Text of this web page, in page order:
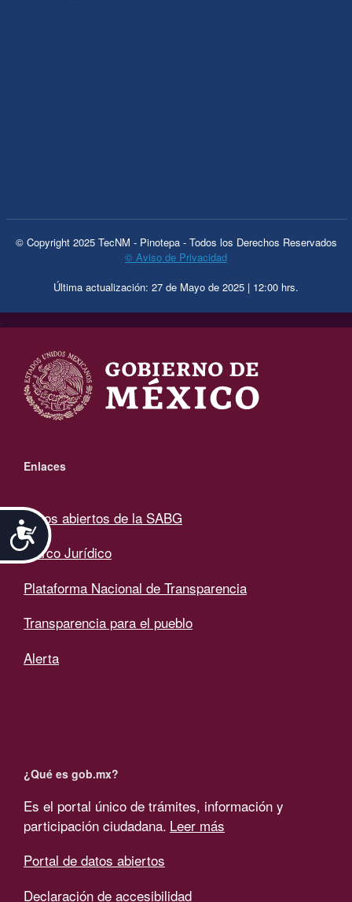
Accesibilidad
© Copyright 2025 TecNM - Pinotepa - Todos los Derechos Reservados
© Aviso de Privacidad
Última actualización: 27 de Mayo de 2025 | 12:00 hrs.
Enlaces
Datos abiertos de la SABG
Marco Jurídico
Plataforma Nacional de Transparencia
Transparencia para el pueblo
Alerta
¿Qué es gob.mx?
Es el portal único de trámites, información y
participación ciudadana. Leer más
Portal de datos abiertos
Declaración de accesibilidad